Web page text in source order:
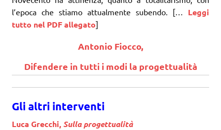
l’epoca che stiamo attualmente subendo. [… Leggi
tutto nel PDF allegato]
Antonio Fiocco,
Difendere in tutti i modi la progettualità
Gli altri interventi
Luca Grecchi, Sulla progettualità